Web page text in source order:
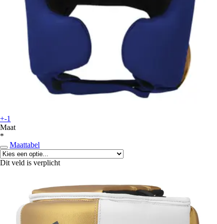
+-1
Maat
*
Maattabel
Dit veld is verplicht